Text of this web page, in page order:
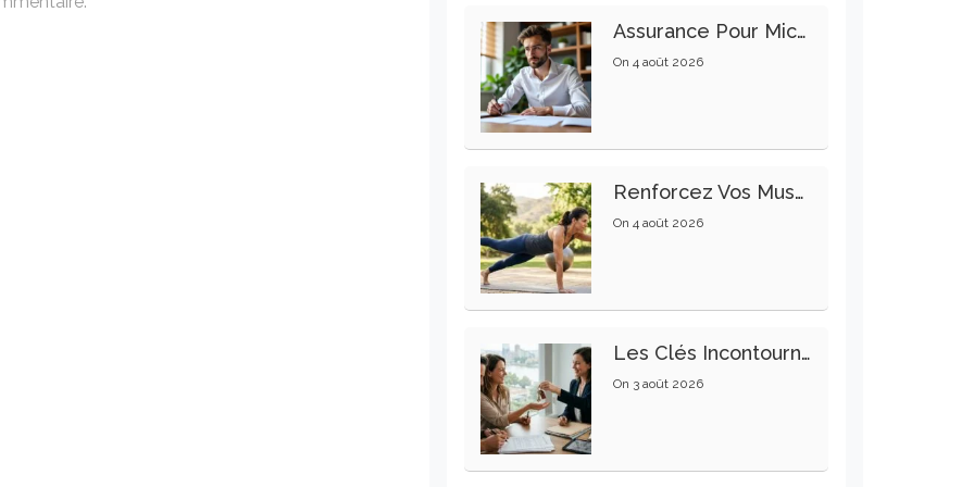
Assurance Pour Micro-Entrepreneur : Les Garanties Essentielles À Connaître
On 4 août 2026
Renforcez Vos Muscles Profonds Pour Apaiser Votre Mal De Dos
On 4 août 2026
Les Clés Incontournables Pour Réussir Vos Transactions Immobilières
On 3 août 2026